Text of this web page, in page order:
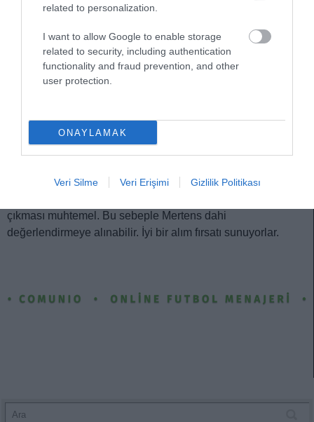
related to personalization.
I want to allow Google to enable storage
related to security, including authentication
functionality and fraud prevention, and other
user protection.
ONAYLAMAK
Veri Silme Veri Erişimi Gizlilik Politikası
BONUS: Alvaro Morata & Dries Mertens
Kupa finaline Gabriel Sara’yla başlayan Galatasaray’ın bu
maça Morata’yla çıkması bekleniyor. Hem bu hafta özelinde
çok değerli bir parça olabilir. Eğer Galatasaray
çıkması muhtemel. Bu sebeple Mertens dahi
değerlendirmeye alınabilir. İyi bir alım fırsatı sunuyorlar.